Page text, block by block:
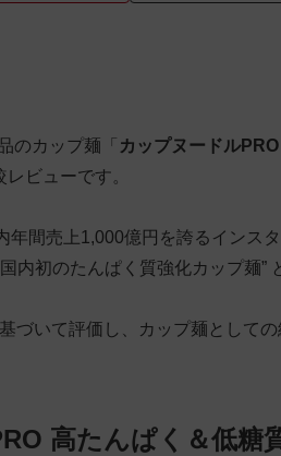
のカップ麺「 カップヌードル
ビューです。
年間売上1,000億円を誇るインス
内初のたんぱく質強化カップ麺”
づいて評価し、カップ麺としての
高たんぱく＆低糖